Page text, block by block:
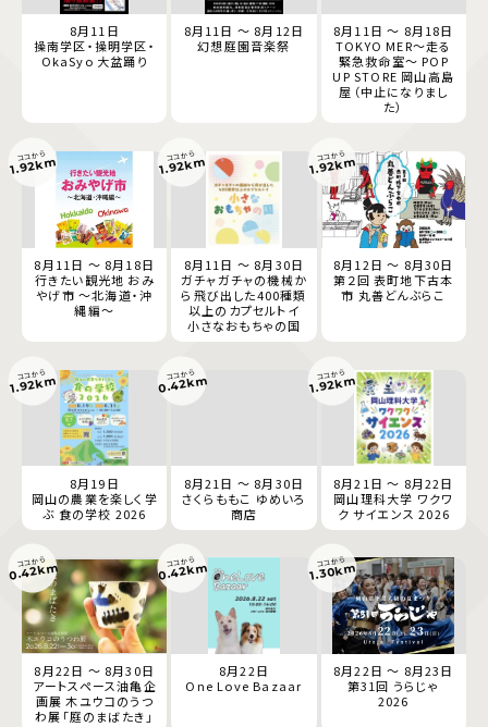
8月11日
操南学区・操明学区・
OkaSyo 大盆踊り
8月11日 ～ 8月12日
幻想庭園音楽祭
8月11日 ～ 8月18日
TOKYO MER～走る
緊急救命室～ POP
UP STORE 岡山高島
屋（中止になりまし
た）
8月11日 ～ 8月18日
行きたい観光地 おみ
やげ市 ～北海道・沖
縄編～
ココから
1.92km
8月11日 ～ 8月30日
ガチャガチャの機械か
ら飛び出した400種類
以上のカプセルトイ
小さなおもちゃの国
ココから
1.92km
8月12日 ～ 8月30日
第２回 表町地下古本
市 丸善どんぶらこ
ココから
1.92km
8月19日
岡山の農業を楽しく学
ぶ 食の学校 2026
ココから
1.92km
8月21日 ～ 8月30日
さくらももこ ゆめいろ
商店
ココから
0.42km
8月21日 ～ 8月22日
岡山理科大学 ワクワ
ク サイエンス 2026
ココから
1.92km
8月22日 ～ 8月30日
アートスペース油亀企
画展 木ユウコのうつ
わ展「庭のまばたき」
ココから
0.42km
8月22日
One Love Bazaar
ココから
0.42km
8月22日 ～ 8月23日
第31回 うらじゃ
2026
ココから
1.30km